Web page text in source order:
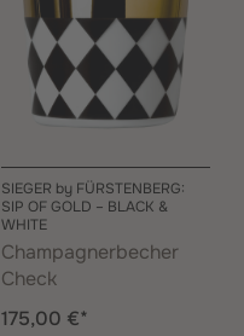
SIEGER by FÜRSTENBERG:
SIP OF GOLD – BLACK &
WHITE
Champagnerbecher
Check
175,00 €*